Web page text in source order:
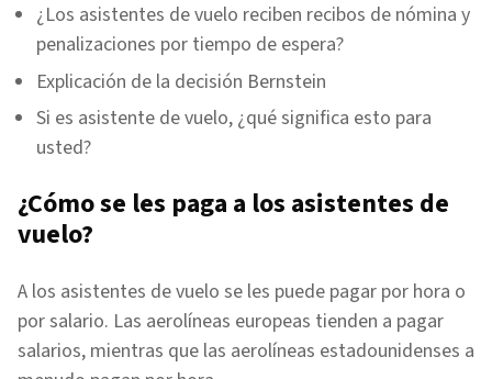
¿Los asistentes de vuelo reciben recibos de nómina y
penalizaciones por tiempo de espera?
Explicación de la decisión Bernstein
Si es asistente de vuelo, ¿qué significa esto para
usted?
¿Cómo se les paga a los asistentes de
vuelo?
A los asistentes de vuelo se les puede pagar por hora o
por salario. Las aerolíneas europeas tienden a pagar
salarios, mientras que las aerolíneas estadounidenses a